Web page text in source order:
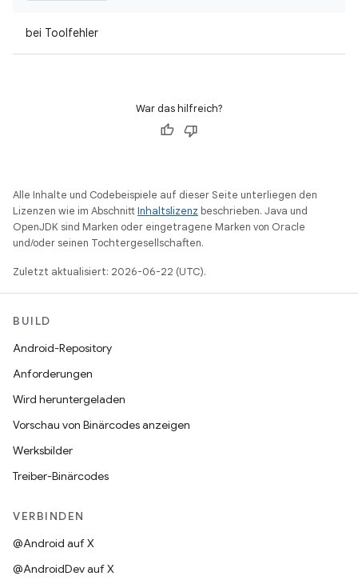
bei Toolfehler
War das hilfreich?
Alle Inhalte und Codebeispiele auf dieser Seite unterliegen den
Lizenzen wie im AbschnittInhaltslizenz beschrieben. Java und
OpenJDK sind Marken oder eingetragene Marken von Oracle
und/oder seinen Tochtergesellschaften.
Zuletzt aktualisiert: 2026-06-22 (UTC).
BUILD
Android-Repository
Anforderungen
Wird heruntergeladen
Vorschau von Binärcodes anzeigen
Werksbilder
Treiber-Binärcodes
VERBINDEN
@Android auf X
@AndroidDev auf X